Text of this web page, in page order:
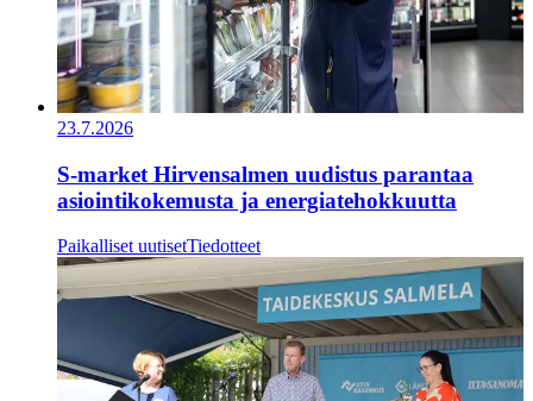
23.7.2026
S-market Hirvensalmen uudistus parantaa
asiointikokemusta ja energiatehokkuutta
Paikalliset uutisetTiedotteet